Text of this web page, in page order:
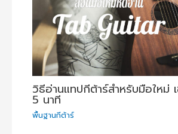
วิธีอ่านแทปกีต้าร์สำหรับมือใหม่
5 นาที
พื้นฐานกีต้าร์